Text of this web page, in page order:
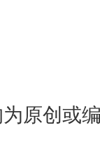
原创或